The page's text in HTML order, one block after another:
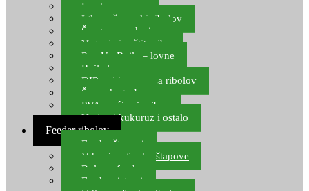
Leadcore
Igle za šaranski ribolov
Špage, upredenice
Vaganje i zaštita ribe
Pop Up Boile – lovne
Boile lovne
DIP-ovi i arome za ribolov
Šaranske torbe
PVA vrećice i pribor
Umjetni kukuruz i ostalo
Feeder ribolov
Feeder štapovi
Vrhovi za feeder štapove
Role za feeder
Feeder sistemi